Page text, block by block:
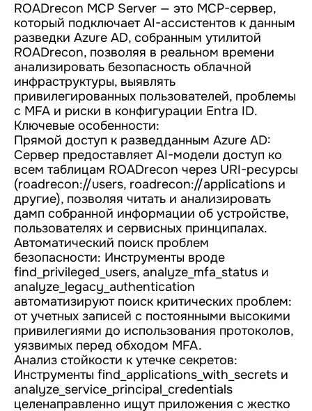
ROADrecon MCP Server — это MCP-сервер,
который подключает AI-ассистентов к данным
разведки Azure AD, собранным утилитой
ROADrecon, позволяя в реальном времени
анализировать безопасность облачной
инфраструктуры, выявлять
привилегированных пользователей, проблемы
с MFA и риски в конфигурации Entra ID.
Ключевые особенности:
Прямой доступ к разведданным Azure AD:
Сервер предоставляет AI-модели доступ ко
всем таблицам ROADrecon через URI-ресурсы
(roadrecon://users, roadrecon://applications и
другие), позволяя читать и анализировать
дамп собранной информации об устройстве,
пользователях и сервисных принципалах.
Автоматический поиск проблем
безопасности: Инструменты вроде
find_privileged_users, analyze_mfa_status и
analyze_legacy_authentication
автоматизируют поиск критических проблем:
от учетных записей с постоянными высокими
привилегиями до использования протоколов,
уязвимых перед обходом MFA.
Анализ стойкости к утечке секретов:
Инструменты find_applications_with_secrets и
analyze_service_principal_credentials
целенаправленно ищут приложения с жестко